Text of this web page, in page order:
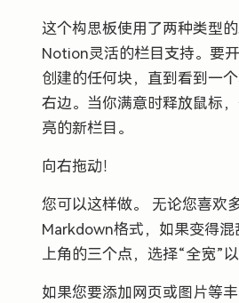
这个构思板使用了两种类型
Notion灵活的栏目支持。要
创建的任何块，直到看到一
右边。当你满意时释放鼠标
亮的新栏目。
向右拖动！
您可以这样做。 无论您喜欢
Markdown格式，如果变得
上角的三个点，选择“全宽”
如果您要添加网页或图片等